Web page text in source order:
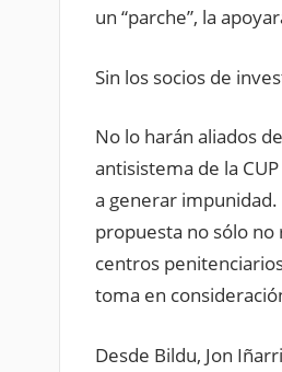
un “parche”, la
Sin los socios de
No lo harán aliados
antisistema de la
a generar impunidad.
propuesta no sólo no
centros
toma en
Desde Bildu, Jon